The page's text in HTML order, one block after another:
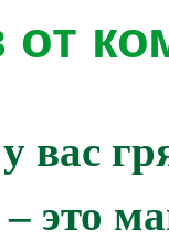
вас
это